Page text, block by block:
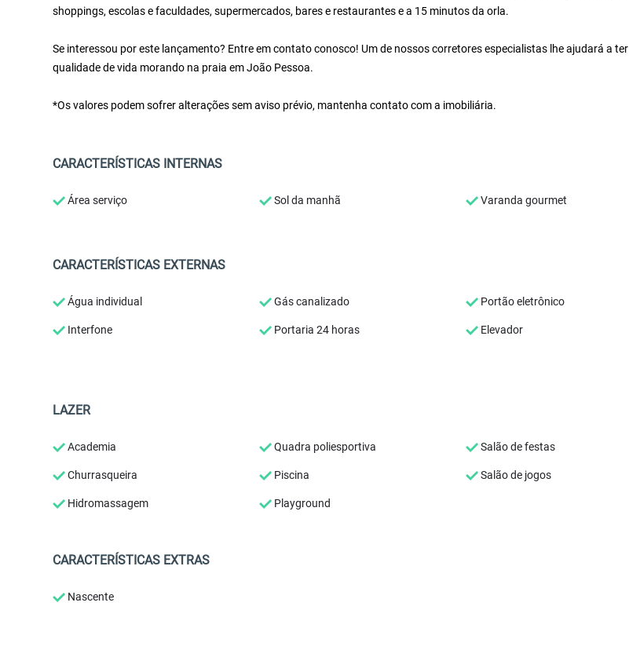
shoppings, escolas e faculdades, supermercados, bares e restaurantes e a 15 minutos da orla.
Se interessou por este lançamento? Entre em contato conosco! Um de nossos corretores especialistas lhe ajudará a ter
qualidade de vida morando na praia em João Pessoa.
*Os valores podem sofrer alterações sem aviso prévio, mantenha contato com a imobiliária.
CARACTERÍSTICAS INTERNAS
Área serviço Sol da manhã Varanda gourmet
CARACTERÍSTICAS EXTERNAS
Água individual Gás canalizado Portão eletrônico
Interfone Portaria 24 horas Elevador
LAZER
Academia Quadra poliesportiva Salão de festas
Churrasqueira Piscina Salão de jogos
Hidromassagem Playground
CARACTERÍSTICAS EXTRAS
Nascente